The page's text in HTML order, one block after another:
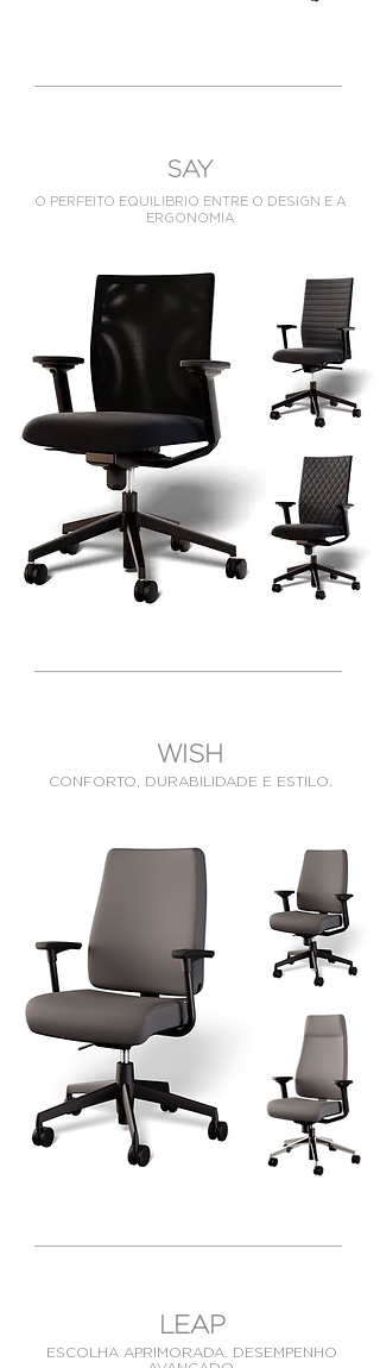
SAY
O PERFEITO EQUILIBRIO ENTRE O DESIGN E A
ERGONOMIA
WISH
CONFORTO, DURABILIDADE E ESTILO.
LEAP
ESCOLHA APRIMORADA. DESEMPENHO